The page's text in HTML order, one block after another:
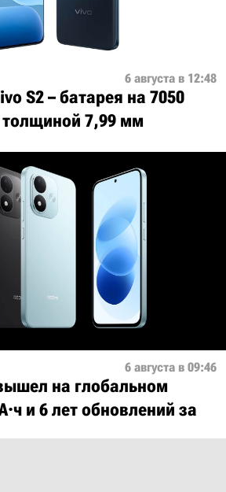
6 августа в 12:48
S2 – батарея на 7050
толщиной 7,99 мм
6 августа в 09:46
на глобальном
и 6 лет обновлений за